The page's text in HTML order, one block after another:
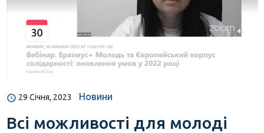
29 Січня, 2023 Новини
Всі можливості для молоді